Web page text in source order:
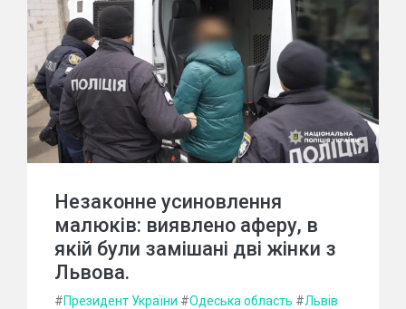
Незаконне усиновлення
малюків: виявлено аферу, в
якій були замішані дві жінки з
Львова.
#Президент України #Одеська область #Львів